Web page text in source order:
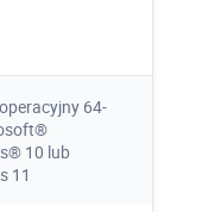
64-
10 lub
11